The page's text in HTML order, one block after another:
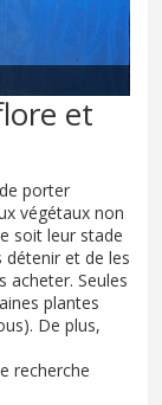
et
porter
végétaux non
soit leur stade
et de les
acheter. Seules
plantes
De plus,
recherche